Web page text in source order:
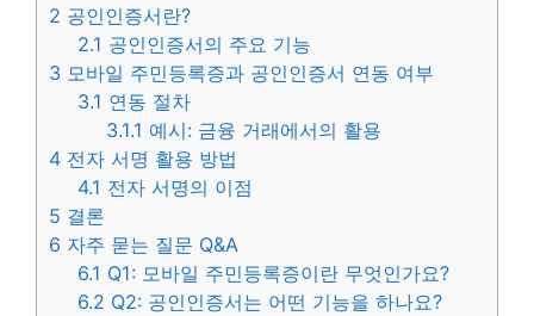
2 공인인증서란?
2.1 공인인증서의 주요 기능
3 모바일 주민등록증과 공인인증서 연동 여부
3.1 연동 절차
3.1.1 예시: 금융 거래에서의 활용
4 전자 서명 활용 방법
4.1 전자 서명의 이점
5 결론
6 자주 묻는 질문 Q&A
6.1 Q1: 모바일 주민등록증이란 무엇인가요?
6.2 Q2: 공인인증서는 어떤 기능을 하나요?